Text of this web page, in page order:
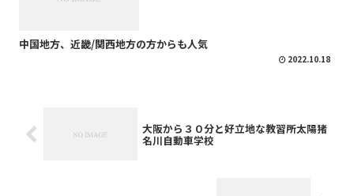
中国地方、近畿/関西地方の方からも人気
2022.10.18
大阪から３０分と好立地な教習所太陽猪
名川自動車学校